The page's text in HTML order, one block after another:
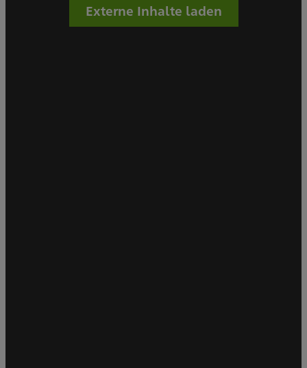
Externe Inhalte laden